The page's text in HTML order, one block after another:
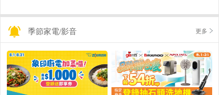
季節家電/影音 更多